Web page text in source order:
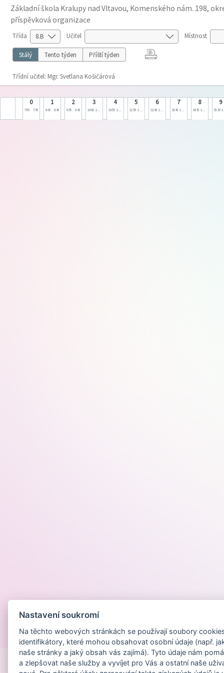
Základní škola Kralupy nad Vltavou, Komenského nám. 198,
příspěvková organizace
Třída Učitel Místnost
Stálý Tento týden Příští týden
Třídní učitel: Mgr. Svetlana Košičárová
0
7:05 7:50
1
8:00 8:45
2
8:55 9:40
3
10:00 10:45
4
10:55 11:40
5
11:50 12:35
6
12:45 13:30
7
13:40 14:25
8
14:35 15:20
9
15:30
Provozováno
Nastavení soukromí
Na těchto webových stránkách se používají soubory
identifikátory, které mohou obsahovat osobní údaje (např.
naše stránky a jaký obsah vás zajímá). Tyto údaje nám
a zlepšovat naše služby a vyvíjet pro Vás a ostatní naše